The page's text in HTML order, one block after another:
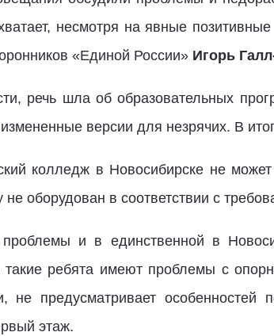
несмотря на явные
«Единой России» Игорь
речь шла об образовательных
версии для незрячих. В
колледж в Новосибирске не
не оборудован в соответствии с
и в единственной в
такие ребята имеют проблемы с
не предусматривает
этаж.